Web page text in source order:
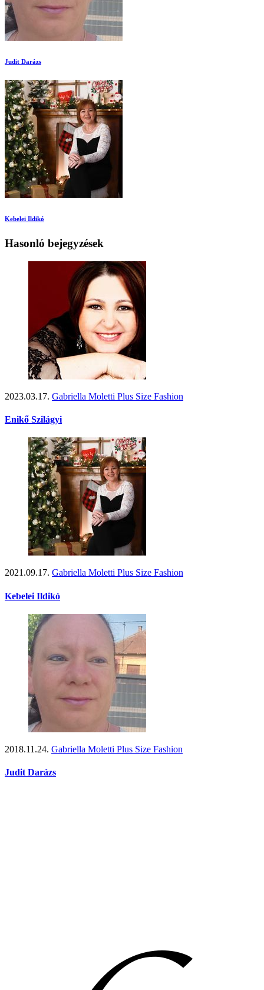
Judit Darázs
Kebelei Ildikó
Hasonló bejegyzések
2023.03.17. Gabriella Moletti Plus Size Fashion
Enikő Szilágyi
2021.09.17. Gabriella Moletti Plus Size Fashion
Kebelei Ildikó
2018.11.24. Gabriella Moletti Plus Size Fashion
Judit Darázs